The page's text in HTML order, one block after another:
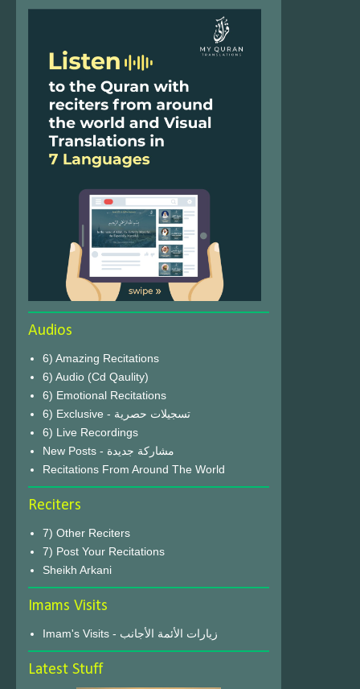
Audios
6) Amazing Recitations
6) Audio (Cd Qaulity)
6) Emotional Recitations
6) Exclusive - تسجيلات حصرية
6) Live Recordings
New Posts - مشاركة جديدة
Recitations From Around The World
Reciters
7) Other Reciters
7) Post Your Recitations
Sheikh Arkani
Imams Visits
Imam's Visits - زيارات الأئمة الأجانب
Latest Stuff